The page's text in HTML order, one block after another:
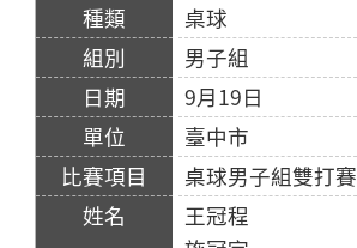
桌球
男子組
9月19日
臺中市
桌球男子組雙打賽
王冠程